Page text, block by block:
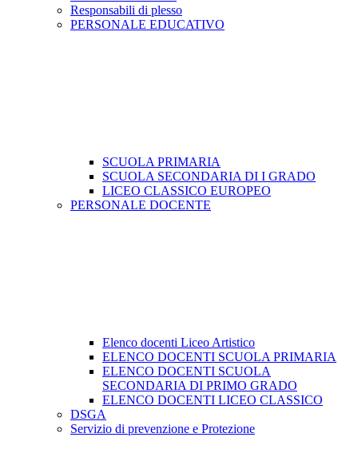
Responsabili di plesso
PERSONALE EDUCATIVO
SCUOLA PRIMARIA
SCUOLA SECONDARIA DI I GRADO
LICEO CLASSICO EUROPEO
PERSONALE DOCENTE
Elenco docenti Liceo Artistico
ELENCO DOCENTI SCUOLA PRIMARIA
ELENCO DOCENTI SCUOLA
SECONDARIA DI PRIMO GRADO
ELENCO DOCENTI LICEO CLASSICO
DSGA
Servizio di prevenzione e Protezione